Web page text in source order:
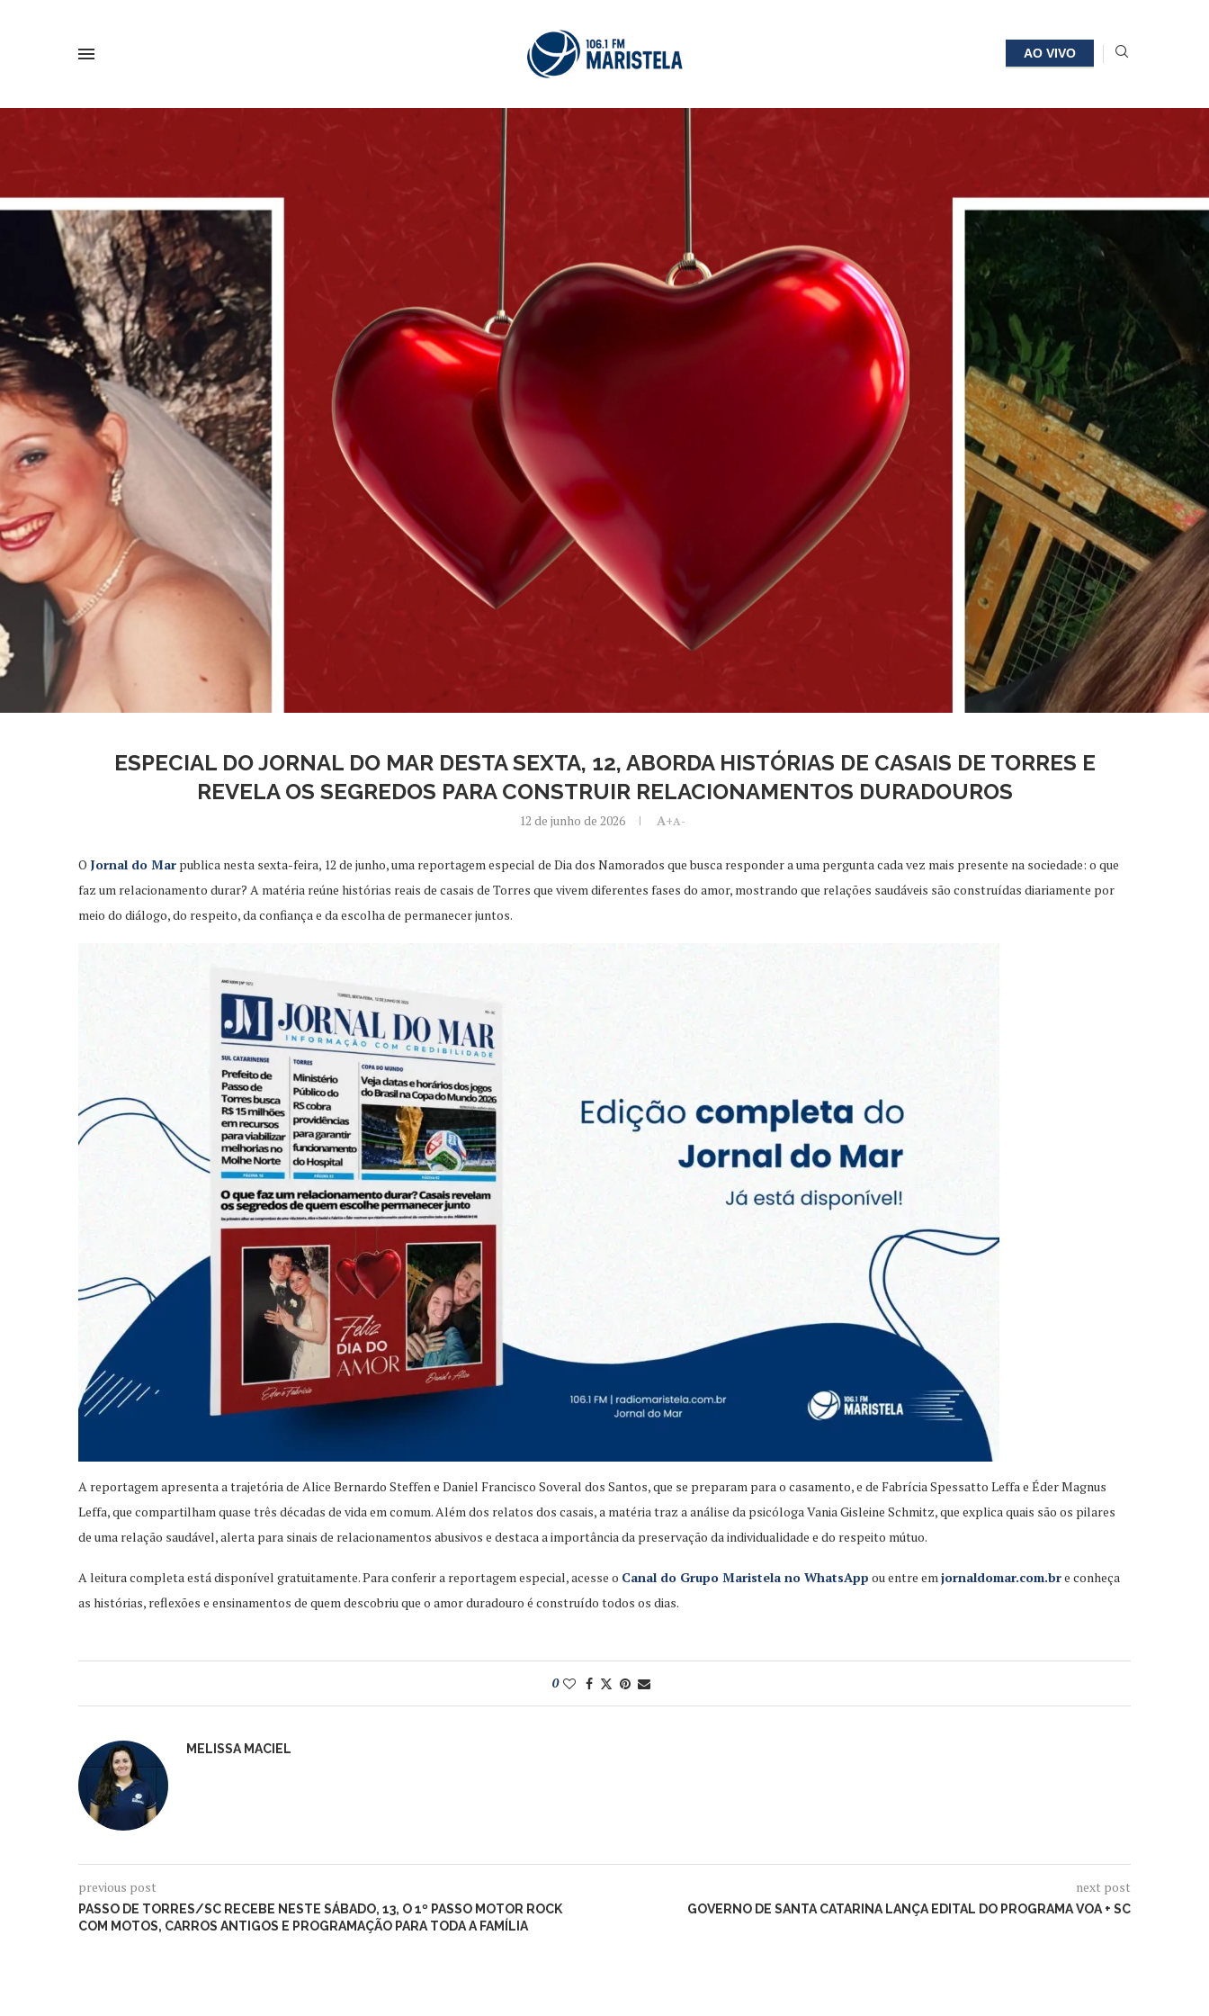
AO VIVO
ESPECIAL DO JORNAL DO MAR DESTA SEXTA, 12, ABORDA HISTÓRIAS DE CASAIS DE TORRES E
REVELA OS SEGREDOS PARA CONSTRUIR RELACIONAMENTOS DURADOUROS
12 de junho de 2026 A+A-
O Jornal do Mar publica nesta sexta-feira, 12 de junho, uma reportagem especial de Dia dos Namorados que busca responder a uma pergunta cada vez mais presente na sociedade: o que
faz um relacionamento durar? A matéria reúne histórias reais de casais de Torres que vivem diferentes fases do amor, mostrando que relações saudáveis são construídas diariamente por
meio do diálogo, do respeito, da confiança e da escolha de permanecer juntos.
A reportagem apresenta a trajetória de Alice Bernardo Steffen e Daniel Francisco Soveral dos Santos, que se preparam para o casamento, e de Fabrícia Spessatto Leffa e Éder Magnus
Leffa, que compartilham quase três décadas de vida em comum. Além dos relatos dos casais, a matéria traz a análise da psicóloga Vania Gisleine Schmitz, que explica quais são os pilares
de uma relação saudável, alerta para sinais de relacionamentos abusivos e destaca a importância da preservação da individualidade e do respeito mútuo.
A leitura completa está disponível gratuitamente. Para conferir a reportagem especial, acesse o Canal do Grupo Maristela no WhatsApp ou entre emjornaldomar.com.bre conheça
as histórias, reflexões e ensinamentos de quem descobriu que o amor duradouro é construído todos os dias.
0
MELISSA MACIEL
previous post
PASSO DE TORRES/SC RECEBE NESTE SÁBADO, 13, O 1º PASSO MOTOR ROCK
COM MOTOS, CARROS ANTIGOS E PROGRAMAÇÃO PARA TODA A FAMÍLIA
next post
GOVERNO DE SANTA CATARINA LANÇA EDITAL DO PROGRAMA VOA + SC